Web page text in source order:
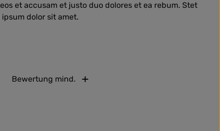
et accusam et justo duo dolores et ea rebum. Stet
dolor sit amet.
Bewertung mind.